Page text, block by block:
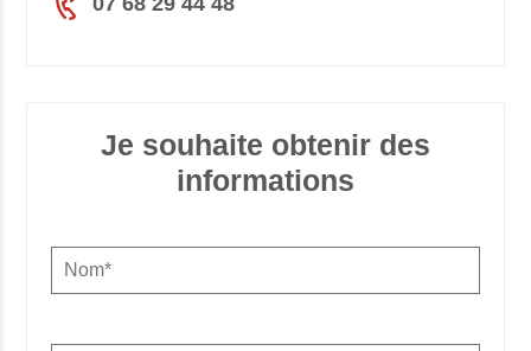
Je souhaite obtenir des
informations